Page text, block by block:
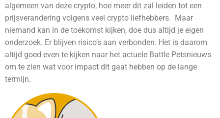
algemeen van deze crypto, hoe meer dit zal leiden tot een
prijsverandering volgens veel crypto liefhebbers. Maar
niemand kan in de toekomst kijken, doe dus altijd je eigen
onderzoek. Er blijven risico’s aan verbonden. Het is daarom
altijd goed even te kijken naar het actuele Battle Petsnieuws
om te zien wat voor impact dit gaat hebben op de lange
termijn.